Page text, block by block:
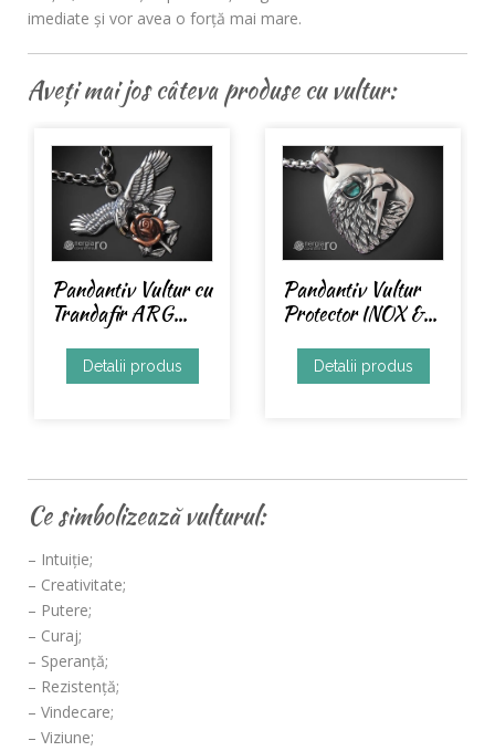
imediate și vor avea o forță mai mare.
Aveți mai jos câteva produse cu vultur:
Pandantiv Vultur
Protector INOX &...
Detalii produs
Protecție INOX ...
Ce simbolizează vulturul:
– Intuiţie;
– Creativitate;
– Putere;
– Curaj;
– Speranţă;
– Rezistență;
– Vindecare;
– Viziune;